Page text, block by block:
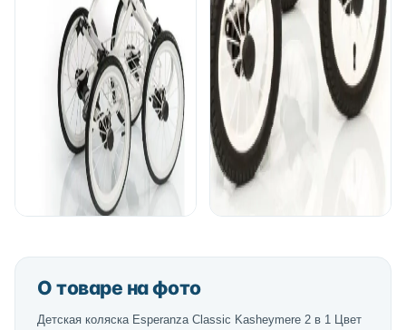
О товаре на фото
Детская коляска Esperanza Classic Kasheymere 2 в 1 Цвет